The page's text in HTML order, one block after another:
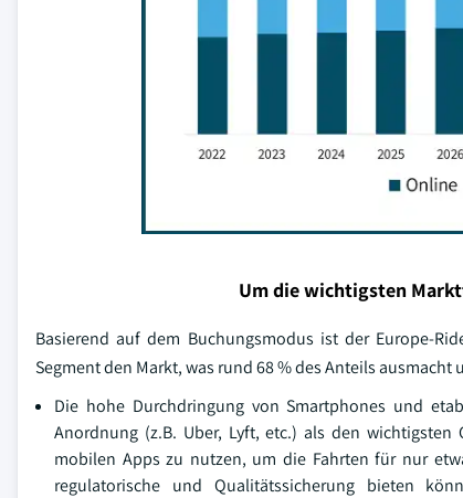
Um die wichtigsten
Basierend auf dem Buchungsmodus ist der Europe-
Segment den Markt, was rund 68 % des Anteils
Die hohe Durchdringung von Smartphones und
Anordnung (z.B. Uber, Lyft, etc.) als den
mobilen Apps zu nutzen, um die Fahrten für nur
regulatorische und Qualitätssicherung bieten